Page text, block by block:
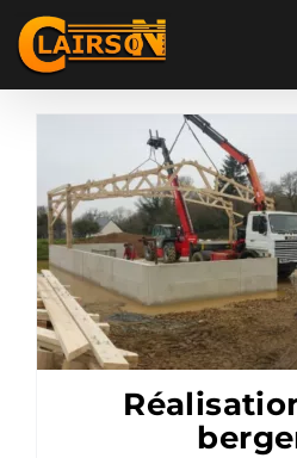
Passer
au
contenu